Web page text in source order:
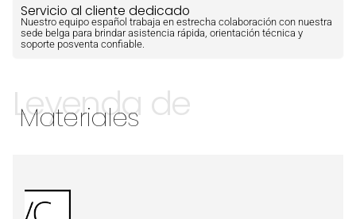
Servicio al cliente dedicado
Nuestro equipo español trabaja en estrecha colaboración con nuestra
sede belga para brindar asistencia rápida, orientación técnica y
soporte posventa confiable.
Leyenda de
Materiales